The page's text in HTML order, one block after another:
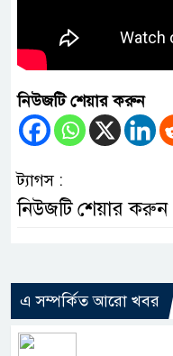
নিউজটি শেয়ার করুন
ট্যাগস :
নিউজটি শেয়ার করুন
এ সম্পর্কিত আরো খবর